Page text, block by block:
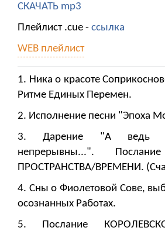
СКАЧАТЬ mp3
Плейлист .cue - ссылка
WEB плейлист
1. Ника о красоте
Ритме Единых Перемен.
2. Исполнение песни "Эпоха
3. Дарение "А ведь
непрерывны...".
ПРОСТРАНСТВА/ВРЕМЕНИ.
4. Сны о Фиолетовой Сове,
осознанных Работах.
5. Послание